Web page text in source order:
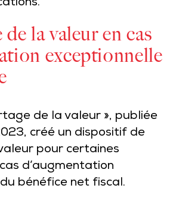
la valeur en cas
exceptionnelle
de la valeur », publiée
créé un dispositif de
pour certaines
d’augmentation
bénéfice net fiscal.